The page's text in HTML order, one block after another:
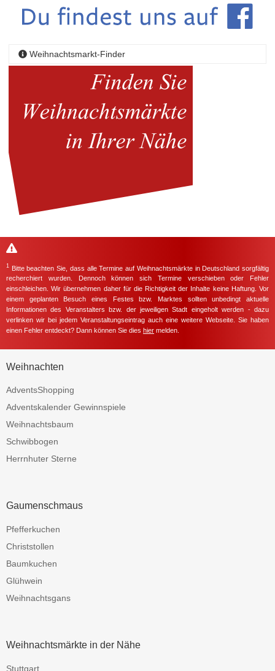
Weihnachtsmarkt-Finder
1
Bitte beachten Sie, dass alle Termine auf Weihnachtsmärkte in Deutschland sorgfältig
recherchiert wurden. Dennoch können sich Termine verschieben oder Fehler
einschleichen. Wir übernehmen daher für die Richtigkeit der Inhalte keine Haftung. Vor
einem geplanten Besuch eines Festes bzw. Marktes sollten unbedingt aktuelle
Informationen des Veranstalters bzw. der jeweiligen Stadt eingeholt werden - dazu
verlinken wir bei jedem Veranstaltungseintrag auch eine weitere Webseite. Sie haben
einen Fehler entdeckt? Dann können Sie dies hier melden.
Weihnachten
AdventsShopping
Adventskalender Gewinnspiele
Weihnachtsbaum
Schwibbogen
Herrnhuter Sterne
Gaumenschmaus
Pfefferkuchen
Christstollen
Baumkuchen
Glühwein
Weihnachtsgans
Weihnachtsmärkte in der Nähe
Stuttgart